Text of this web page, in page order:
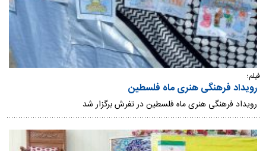
فیلم؛
رویداد فرهنگی هنری ماه فلسطین
رویداد فرهنگی هنری ماه فلسطین در تفرش برگزار شد